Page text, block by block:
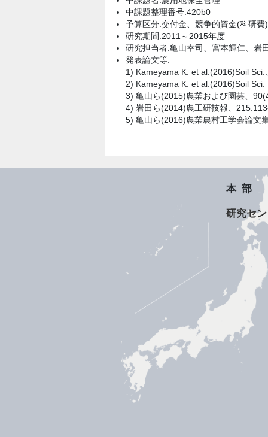
中課題整理番号:420b0
予算区分:交付金、競争的資金(科研
研究期間:2011～2015年度
研究担当者:亀山幸司、宮本輝仁、岩
発表論文等:
1) Kameyama K. et al.(2016)Soil Sci.
2) Kameyama K. et al.(2016)Soil
3) 亀山ら(2015)農業および園芸、
4) 岩田ら(2014)農工研技報、
5) 亀山ら(2016)農業農村工学会論文
本部
研究セ